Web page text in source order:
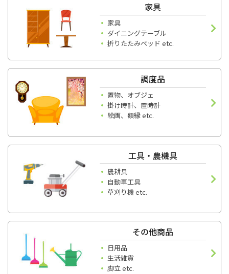
家具
家具
ダイニングテーブル
折りたたみベッド etc.
調度品
置物、オブジェ
掛け時計、置時計
絵画、額縁 etc.
工具・農機具
農耕具
自動車工具
草刈り機 etc.
その他商品
日用品
生活雑貨
脚立 etc.